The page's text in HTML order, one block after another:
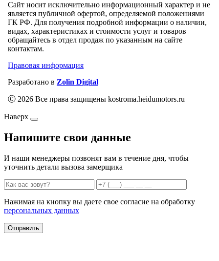
Сайт носит исключительно информационный характер и не
является публичной офертой, определяемой положениями
ГК РФ. Для получения подробной информации о наличии,
видах, характеристиках и стоимости услуг и товаров
обращайтесь в отдел продаж по указанным на сайте
контактам.
Правовая информация
Разработано в Zolin Digital
Ⓒ 2026 Все права защищены kostroma.heidumotors.ru
Наверх
Напишите свои данные
И наши менеджеры позвонят вам в течение дня, чтобы
уточнить детали вызова замерщика
Нажимая на кнопку вы даете свое согласие на обработку
персональных данных
Отправить